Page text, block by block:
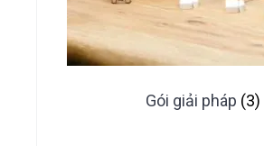
Gói giải pháp (3)